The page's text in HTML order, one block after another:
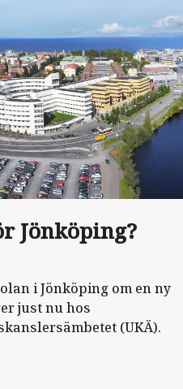
Jönköping?
i Jönköping om en ny
just nu hos
(UKÄ).